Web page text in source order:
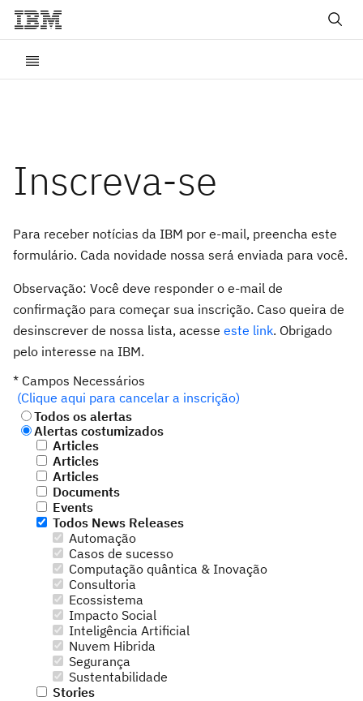
Inscreva-se
Para receber notícias da IBM por e-mail, preencha este
formulário. Cada novidade nossa será enviada para você.
Observação: Você deve responder o e-mail de
confirmação para começar sua inscrição. Caso queira de
desinscrever de nossa lista, acesse este link. Obrigado
pelo interesse na IBM.
* Campos Necessários
(Clique aqui para cancelar a inscrição)
Todos os alertas
Alertas costumizados
Articles
Articles
Articles
Documents
Events
Todos News Releases
Automação
Casos de sucesso
Computação quântica & Inovação
Consultoria
Ecossistema
Impacto Social
Inteligência Artificial
Nuvem Hibrida
Segurança
Sustentabilidade
Stories